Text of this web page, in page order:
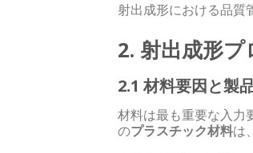
射出成形における品質
2. 射出成形
2.1 材料要因と製
材料は最も重要な入力
のプラスチック材料は